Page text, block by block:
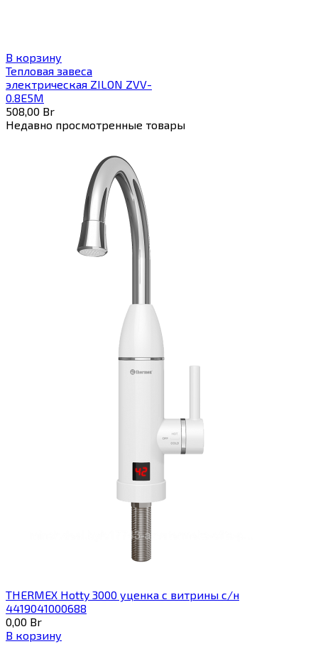
В корзину
Тепловая завеса
электрическая ZILON ZVV-
0.8E5M
508,00 Br
Недавно просмотренные товары
THERMEX Hotty 3000 уценка с витрины с/н
4419041000688
0,00 Br
В корзину